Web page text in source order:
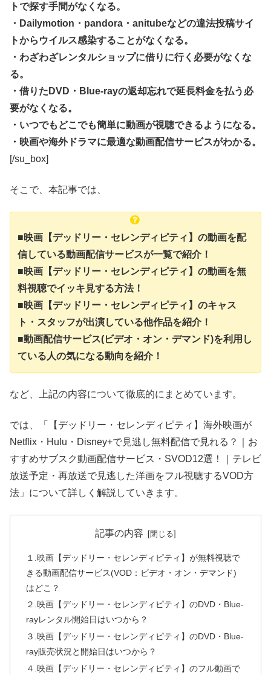
トで探す手間がなくなる。
・Dailymotion・pandora・anitubeなどの違法投稿サイ
トからウイルス感染することがなくなる。
・わざわざレンタルショップに借りに行く必要がなくな
る。
・借りたDVD・Blue-rayの返却忘れで延長料金を払う必
要がなくなる。
・いつでもどこでも簡単に動画が視聴できるようになる。
・映画や海外ドラマに最適な動画配信サービスがわかる。
[/su_box]
そこで、本記事では、
■映画【デッドリー・セレンディピティ】の動画を配
信している動画配信サービスが一覧で紹介！
■映画【デッドリー・セレンディピティ】の動画を無
料視聴でイッキ見する方法！
■映画【デッドリー・セレンディピティ】のキャス
ト・スタッフが出演している他作品を紹介！
■動画配信サービス(ビデオ・オン・デマンド)を利用し
ている人の気になる動向を紹介！
など、上記の内容について徹底的にまとめています。
では、「【デッドリー・セレンディピティ】海外映画が
Netflix・Hulu・Disney+で見逃し無料配信で見れる？｜お
すすめサブスク動画配信サービス・SVOD12選！｜テレビ
放送予定・再放送で見逃した洋画をフル視聴するVOD方
法」について詳しく解説していきます。
記事の内容
１.映画【デッドリー・セレンディピティ】が無料視聴で
きる動画配信サービス(VOD：ビデオ・オン・デマンド)
はどこ？
２.映画【デッドリー・セレンディピティ】のDVD・Blue-
rayレンタル開始日はいつから？
３.映画【デッドリー・セレンディピティ】のDVD・Blue-
ray販売状況と開始日はいつから？
４.映画【デッドリー・セレンディピティ】のフル動画で